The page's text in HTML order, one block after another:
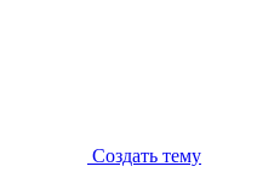
Создать тему